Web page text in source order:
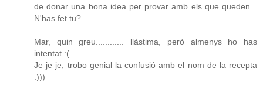
de donar una bona idea per provar amb els que queden...
N'has fet tu?
Mar, quin greu............ llàstima, però almenys ho has
intentat :(
Je je je, trobo genial la confusió amb el nom de la recepta
:)))